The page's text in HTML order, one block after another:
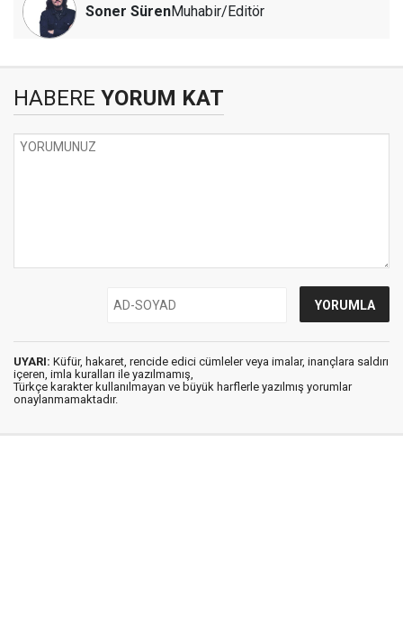
Soner SürenMuhabir/Editör
HABERE YORUM KAT
UYARI: Küfür, hakaret, rencide edici cümleler veya imalar, inançlara saldırı
içeren, imla kuralları ile yazılmamış,
Türkçe karakter kullanılmayan ve büyük harflerle yazılmış yorumlar
onaylanmamaktadır.